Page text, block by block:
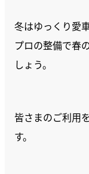
冬はゆっくり愛
プロの整備で春
しょう。
皆さまのご利用
す。